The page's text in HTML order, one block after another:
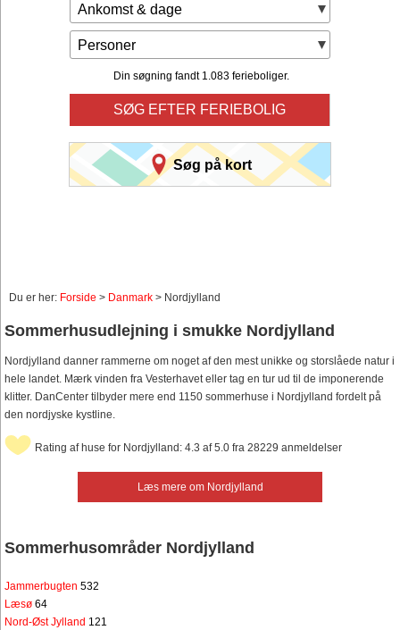
Ankomst & dage
Personer
Din søgning fandt 1.083 ferieboliger.
SØG EFTER FERIEBOLIG
Søg på kort
Du er her: Forside > Danmark > Nordjylland
Sommerhusudlejning i smukke Nordjylland
Nordjylland danner rammerne om noget af den mest unikke og storslåede natur i
hele landet. Mærk vinden fra Vesterhavet eller tag en tur ud til de imponerende
klitter. DanCenter tilbyder mere end 1150 sommerhuse i Nordjylland fordelt på
den nordjyske kystline.
Læs mere om Nordjylland
Rating af huse for Nordjylland: 4.3 af 5.0 fra 28229 anmeldelser
Sommerhusområder Nordjylland
Jammerbugten 532
Læsø 64
Nord-Øst Jylland 121